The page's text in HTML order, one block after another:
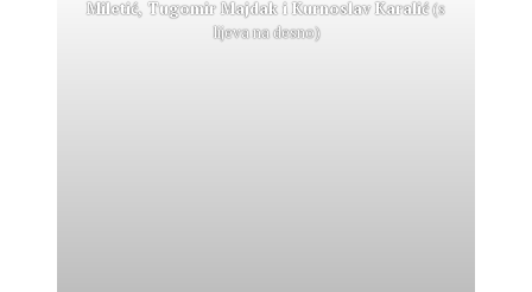
Miletić, Tugomir Majdak i Kurnoslav Karalić(s
lijeva na desno)